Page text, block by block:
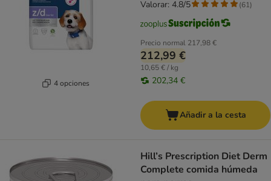
4 opciones
Precio normal 217,98 €
212,99 €
10,65 € / kg
202,34 €
Valorar: 4.8/5 (61)
Añadir a la cesta
Hill’s Prescription Diet Derm
Complete comida húmeda